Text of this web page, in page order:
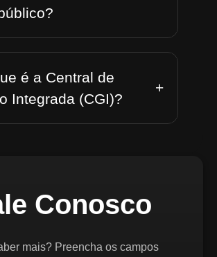
é a Central de
Integrada (CGI)?
+
Conosco
mais? Preencha os campos